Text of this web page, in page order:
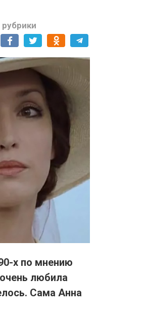
рубрики
х по мнению
любила
Сама Анна